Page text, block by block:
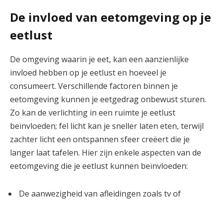
De invloed van eetomgeving op je
eetlust
De omgeving waarin je eet, kan een aanzienlijke
invloed hebben op je eetlust en hoeveel je
consumeert. Verschillende factoren binnen je
eetomgeving kunnen je eetgedrag onbewust sturen.
Zo kan de verlichting in een ruimte je eetlust
beïnvloeden; fel licht kan je sneller laten eten, terwijl
zachter licht een ontspannen sfeer creëert die je
langer laat tafelen. Hier zijn enkele aspecten van de
eetomgeving die je eetlust kunnen beïnvloeden:
De aanwezigheid van afleidingen zoals tv of